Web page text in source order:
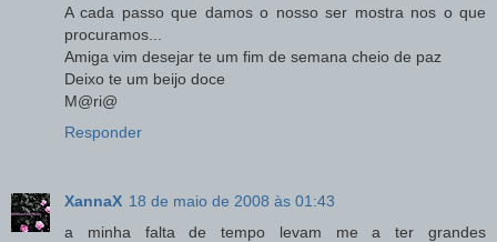
A cada passo que damos o nosso ser mostra nos o que
procuramos...
Amiga vim desejar te um fim de semana cheio de paz
Deixo te um beijo doce
M@ri@
Responder
XannaX 18 de maio de 2008 às 01:43
a minha falta de tempo levam me a ter grandes